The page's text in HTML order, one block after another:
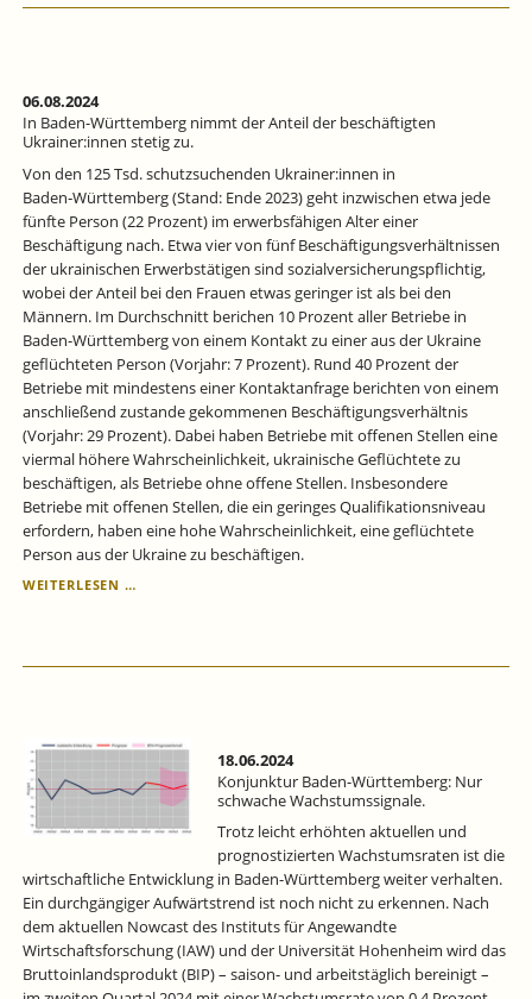
DER
DAS
3.
2024.
06.08.2024
In Baden-Württemberg nimmt der Anteil der beschäftigten
Ukrainer:innen stetig zu.
Von den 125 Tsd. schutzsuchenden Ukrainer:innen in
Baden‑Württemberg (Stand: Ende 2023) geht inzwischen etwa jede
fünfte Person (22 Prozent) im erwerbsfähigen Alter einer
Beschäftigung nach. Etwa vier von fünf Beschäftigungsverhältnissen
der ukrainischen Erwerbstätigen sind sozialversicherungspflichtig,
wobei der Anteil bei den Frauen etwas geringer ist als bei den
Männern. Im Durchschnitt berichen 10 Prozent aller Betriebe in
Baden-Württemberg von einem Kontakt zu einer aus der Ukraine
geflüchteten Person (Vorjahr: 7 Prozent). Rund 40 Prozent der
Betriebe mit mindestens einer Kontaktanfrage berichten von einem
anschließend zustande gekommenen Beschäftigungsverhältnis
(Vorjahr: 29 Prozent). Dabei haben Betriebe mit offenen Stellen eine
viermal höhere Wahrscheinlichkeit, ukrainische Geflüchtete zu
beschäftigen, als Betriebe ohne offene Stellen. Insbesondere
Betriebe mit offenen Stellen, die ein geringes Qualifikationsniveau
erfordern, haben eine hohe Wahrscheinlichkeit, eine geflüchtete
Person aus der Ukraine zu beschäftigen.
WEITERLESEN …IN
DER
UKRAINER:INNEN
STETIG
ZU.
18.06.2024
Konjunktur Baden-Württemberg: Nur
schwache Wachstumssignale.
Trotz leicht erhöhten aktuellen und
prognostizierten Wachstumsraten ist die
wirtschaftliche Entwicklung in Baden-Württemberg weiter verhalten.
Ein durchgängiger Aufwärtstrend ist noch nicht zu erkennen. Nach
dem aktuellen Nowcast des Instituts für Angewandte
Wirtschaftsforschung (IAW) und der Universität Hohenheim wird das
Bruttoinlandsprodukt (BIP) – saison- und arbeitstäglich bereinigt –